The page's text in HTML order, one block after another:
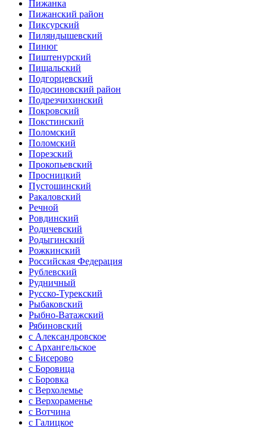
Пижанка
Пижанский район
Пиксурский
Пиляндышевский
Пинюг
Пиштенурский
Пищальский
Подгорцевский
Подосиновский район
Подрезчихинский
Покровский
Покстинский
Поломский
Поломский
Порезский
Прокопьевский
Просницкий
Пустошинский
Ракаловский
Речной
Ровдинский
Родичевский
Родыгинский
Рожкинский
Российская Федерация
Рублевский
Рудничный
Русско-Турекский
Рыбаковский
Рыбно-Ватажский
Рябиновский
с Александровское
с Архангельское
с Бисерово
с Боровица
с Боровка
с Верхолемье
с Верхораменье
с Вотчина
с Галицкое